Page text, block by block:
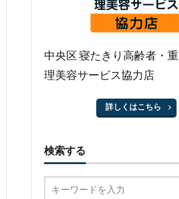
中央区 寝たきり高齢者・
理美容サービス協力店
詳しくはこちら
検索する